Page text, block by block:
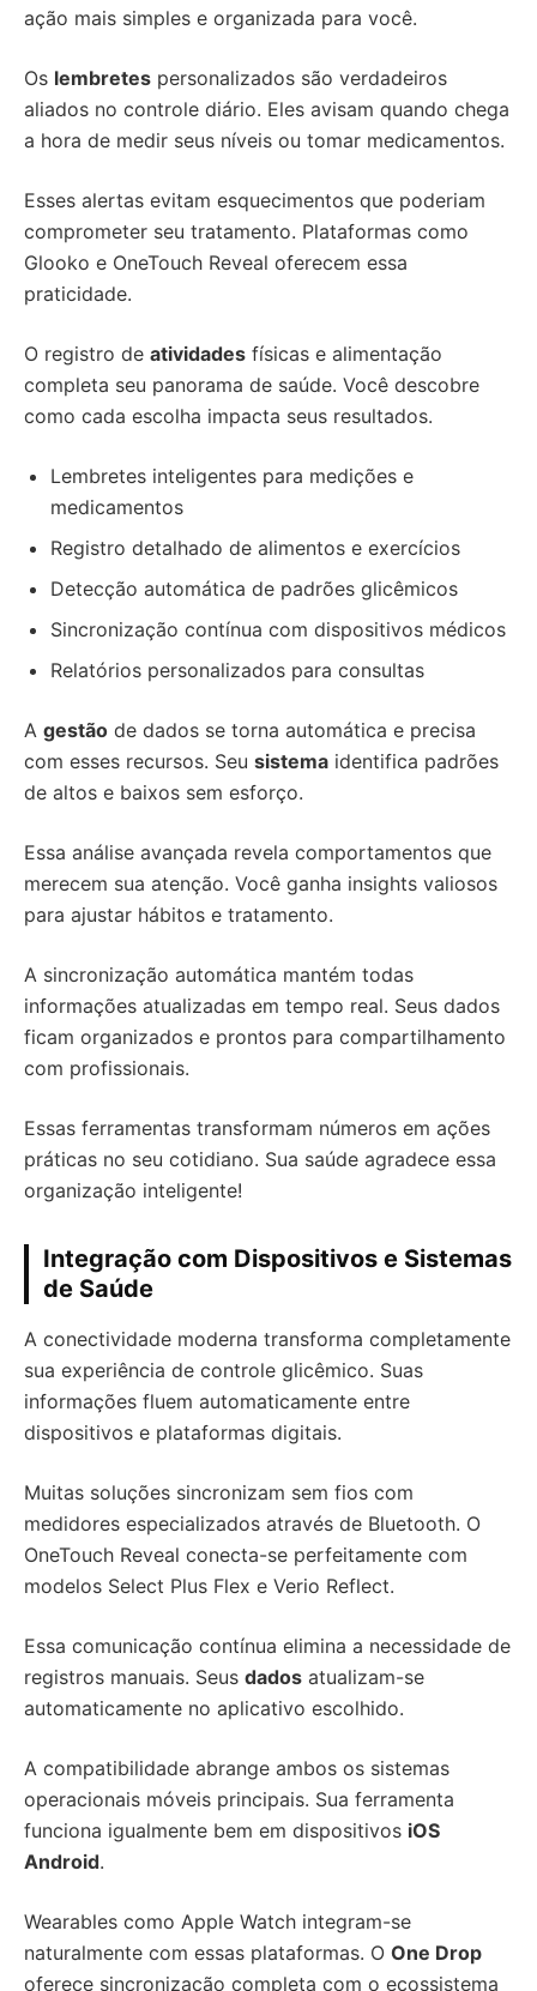
ação mais simples e organizada para você.
Os lembretes personalizados são verdadeiros
aliados no controle diário. Eles avisam quando chega
a hora de medir seus níveis ou tomar medicamentos.
Esses alertas evitam esquecimentos que poderiam
comprometer seu tratamento. Plataformas como
Glooko e OneTouch Reveal oferecem essa
praticidade.
O registro de atividades físicas e alimentação
completa seu panorama de saúde. Você descobre
como cada escolha impacta seus resultados.
Lembretes inteligentes para medições e
medicamentos
Registro detalhado de alimentos e exercícios
Detecção automática de padrões glicêmicos
Sincronização contínua com dispositivos médicos
Relatórios personalizados para consultas
A gestão de dados se torna automática e precisa
com esses recursos. Seu sistema identifica padrões
de altos e baixos sem esforço.
Essa análise avançada revela comportamentos que
merecem sua atenção. Você ganha insights valiosos
para ajustar hábitos e tratamento.
A sincronização automática mantém todas
informações atualizadas em tempo real. Seus dados
ficam organizados e prontos para compartilhamento
com profissionais.
Essas ferramentas transformam números em ações
práticas no seu cotidiano. Sua saúde agradece essa
organização inteligente!
Integração com Dispositivos e Sistemas
de Saúde
A conectividade moderna transforma completamente
sua experiência de controle glicêmico. Suas
informações fluem automaticamente entre
dispositivos e plataformas digitais.
Muitas soluções sincronizam sem fios com
medidores especializados através de Bluetooth. O
OneTouch Reveal conecta-se perfeitamente com
modelos Select Plus Flex e Verio Reflect.
Essa comunicação contínua elimina a necessidade de
registros manuais. Seus dados atualizam-se
automaticamente no aplicativo escolhido.
A compatibilidade abrange ambos os sistemas
operacionais móveis principais. Sua ferramenta
funciona igualmente bem em dispositivos iOS
Android.
Wearables como Apple Watch integram-se
naturalmente com essas plataformas. O One Drop
oferece sincronização completa com o ecossistema